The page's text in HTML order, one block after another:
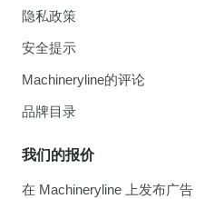
隐私政策
安全提示
Machineryline的评论
品牌目录
我们的报价
在 Machineryline 上发布广告